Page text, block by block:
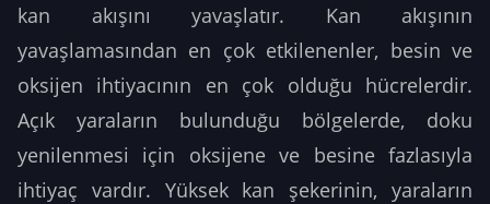
kan akışını yavaşlatır. Kan akışının
yavaşlamasından en çok etkilenenler, besin ve
oksijen ihtiyacının en çok olduğu hücrelerdir.
Açık yaraların bulunduğu bölgelerde, doku
yenilenmesi için oksijene ve besine fazlasıyla
ihtiyaç vardır. Yüksek kan şekerinin, yaraların